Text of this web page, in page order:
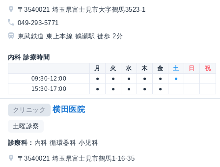
〒3540021 埼玉県富士見市大字鶴馬3523-1
049-293-5771
東武鉄道 東上本線 鶴瀬駅 徒歩 2分
内科 診療時間
月 火 水 木 金 土 日
祝
09:30-12:00
● ● ● ● ●
●
15:30-17:00
● ● ● ● ●
クリニック 横田医院
土曜診察
診療科： 内科 循環器科 小児科
〒3540021 埼玉県富士見市鶴馬1-16-35